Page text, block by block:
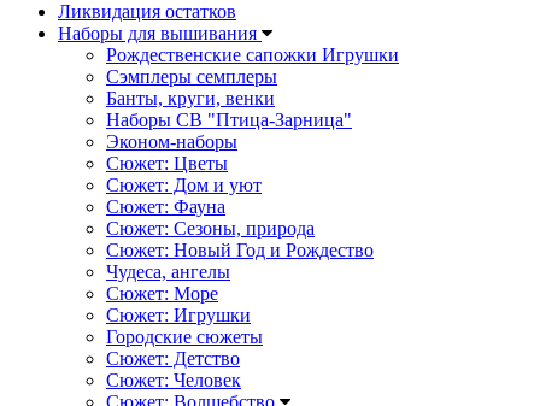
Ликвидация остатков
Наборы для вышивания
Рождественские сапожки Игрушки
Сэмплеры семплеры
Банты, круги, венки
Наборы СВ "Птица-Зарница"
Эконом-наборы
Сюжет: Цветы
Сюжет: Дом и уют
Сюжет: Фауна
Сюжет: Сезоны, природа
Сюжет: Новый Год и Рождество
Чудеса, ангелы
Сюжет: Море
Сюжет: Игрушки
Городские сюжеты
Сюжет: Детство
Сюжет: Человек